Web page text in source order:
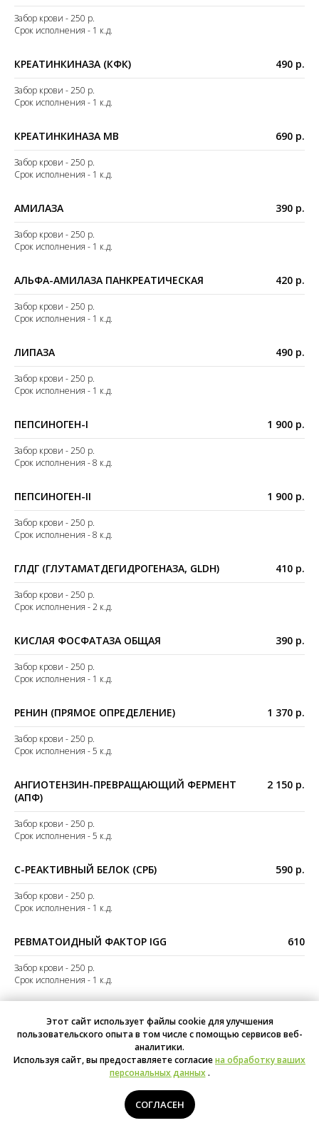
Забор крови - 250 р.
Срок исполнения - 1 к.д.
КРЕАТИНКИНАЗА (КФК) 490 р.
Забор крови - 250 р.
Срок исполнения - 1 к.д.
КРЕАТИНКИНАЗА MB 690 р.
Забор крови - 250 р.
Срок исполнения - 1 к.д.
АМИЛАЗА 390 р.
Забор крови - 250 р.
Срок исполнения - 1 к.д.
АЛЬФА-АМИЛАЗА ПАНКРЕАТИЧЕСКАЯ 420 р.
Забор крови - 250 р.
Срок исполнения - 1 к.д.
ЛИПАЗА 490 р.
Забор крови - 250 р.
Срок исполнения - 1 к.д.
ПЕПСИНОГЕН-I 1 900 р.
Забор крови - 250 р.
Срок исполнения - 8 к.д.
ПЕПСИНОГЕН-II 1 900 р.
Забор крови - 250 р.
Срок исполнения - 8 к.д.
ГЛДГ (ГЛУТАМАТДЕГИДРОГЕНАЗА, GLDH) 410 р.
Забор крови - 250 р.
Срок исполнения - 2 к.д.
КИСЛАЯ ФОСФАТАЗА ОБЩАЯ 390 р.
Забор крови - 250 р.
Срок исполнения - 1 к.д.
РЕНИН (ПРЯМОЕ ОПРЕДЕЛЕНИЕ) 1 370 р.
Забор крови - 250 р.
Срок исполнения - 5 к.д.
АНГИОТЕНЗИН-ПРЕВРАЩАЮЩИЙ ФЕРМЕНТ
(АПФ)
2 150 р.
Забор крови - 250 р.
Срок исполнения - 5 к.д.
С-РЕАКТИВНЫЙ БЕЛОК (СРБ) 590 р.
Забор крови - 250 р.
Срок исполнения - 1 к.д.
РЕВМАТОИДНЫЙ ФАКТОР IGG 610
Забор крови - 250 р.
Срок исполнения - 1 к.д.
Забор крови - 250 р.
Этот сайт использует файлы cookie для улучшения
пользовательского опыта в том числе с помощью сервисов веб-
аналитики.
Используя сайт, вы предоставляете согласиена обработку ваших
персональных данных.
СОГЛАСЕН